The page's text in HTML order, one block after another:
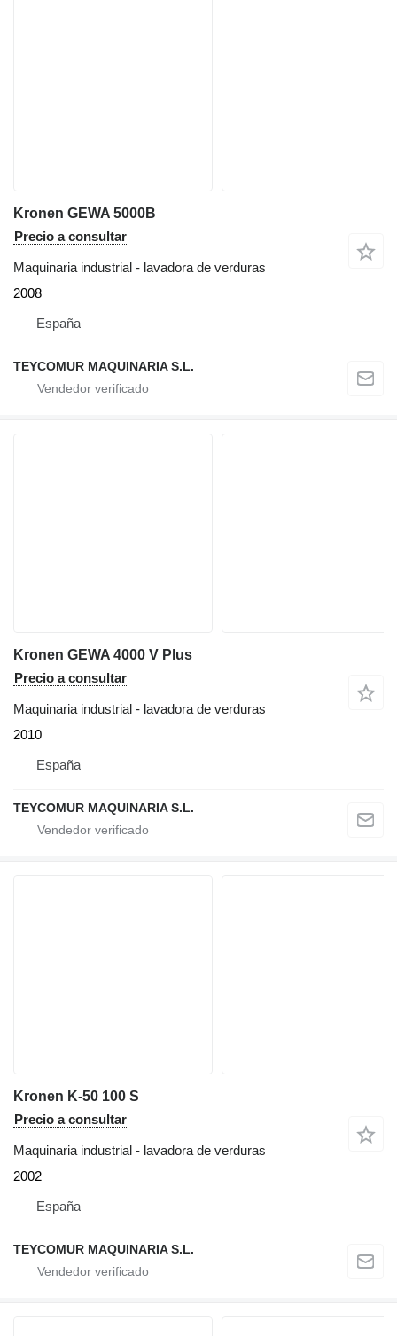
Kronen GEWA 5000B
Precio a consultar
Maquinaria industrial - lavadora de verduras
2008
España
TEYCOMUR MAQUINARIA S.L.
Kronen GEWA 4000 V Plus
Precio a consultar
Maquinaria industrial - lavadora de verduras
2010
España
TEYCOMUR MAQUINARIA S.L.
Kronen K-50 100 S
Precio a consultar
Maquinaria industrial - lavadora de verduras
2002
España
TEYCOMUR MAQUINARIA S.L.